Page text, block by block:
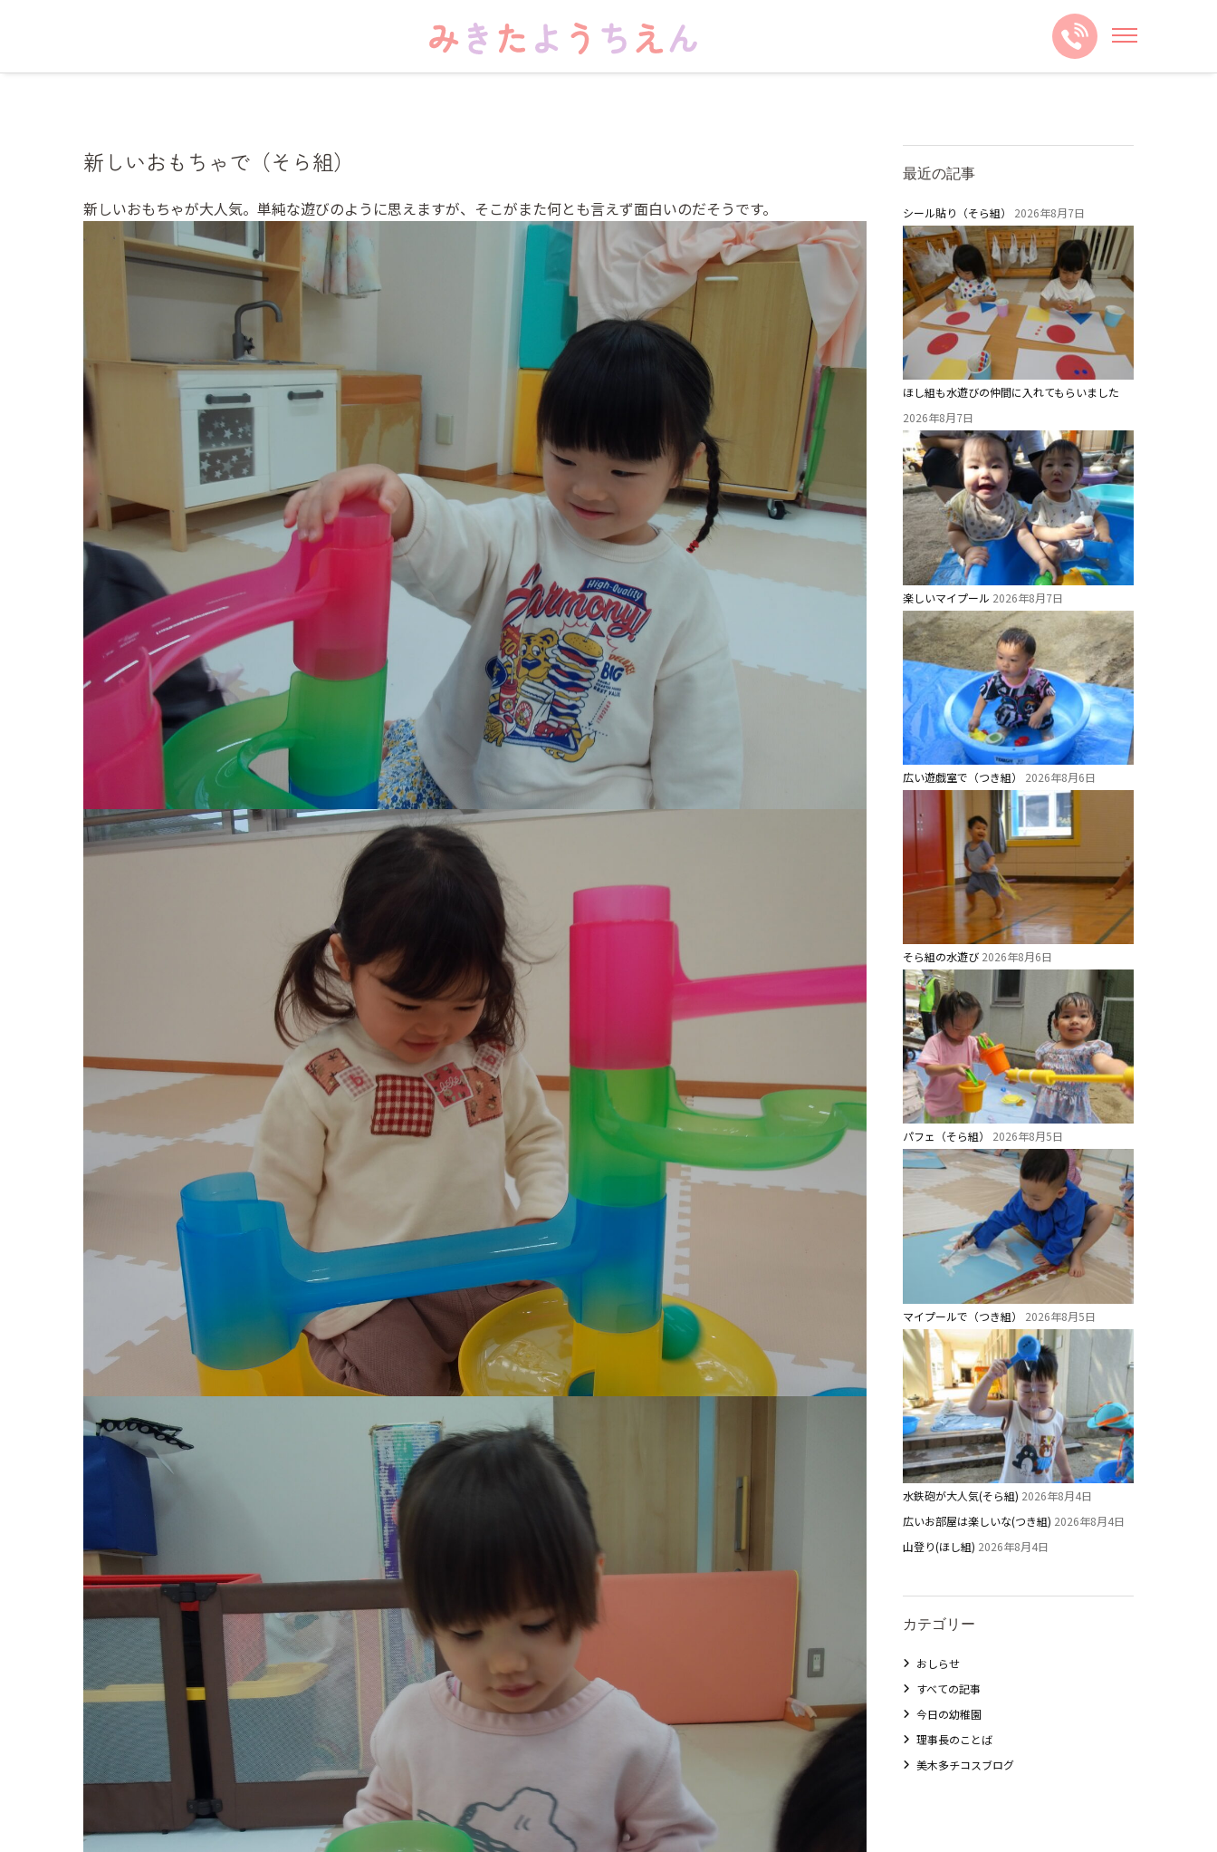
新しいおもちゃで（そら組）
新しいおもちゃが大人気。単純な遊びのように思えますが、そこがまた何とも言えず面白いのだそうです。
最近の記事
シール貼り（そら組） 2026年8月7日
ほし組も水遊びの仲間に入れてもらいました
2026年8月7日
楽しいマイプール 2026年8月7日
広い遊戯室で（つき組） 2026年8月6日
そら組の水遊び 2026年8月6日
パフェ（そら組） 2026年8月5日
マイプールで（つき組） 2026年8月5日
水鉄砲が大人気(そら組) 2026年8月4日
広いお部屋は楽しいな(つき組) 2026年8月4日
山登り(ほし組) 2026年8月4日
カテゴリー
おしらせ
すべての記事
今日の幼稚園
理事長のことば
美木多チコスブログ
今日の幼稚園 園児募集要項